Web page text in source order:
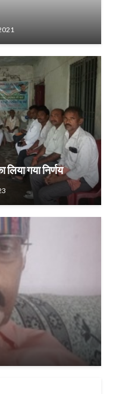
गया निर्णय